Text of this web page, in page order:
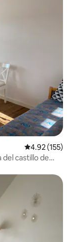
Calificación
4.92 (155)
castillo de